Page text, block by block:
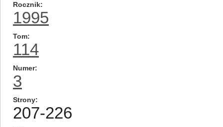
Rocznik
1995
Tom
114
Numer
3
Strony
207-226